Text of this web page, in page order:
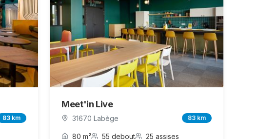
83 km
Meet'in Live
31670 Labège 83 km
80 m² 55 debout 25 assises